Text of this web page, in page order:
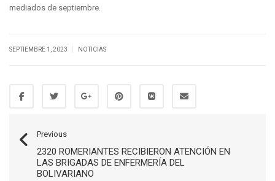
mediados de septiembre.
SEPTIEMBRE 1, 2023 NOTICIAS
Previous
2320 ROMERIANTES RECIBIERON ATENCIÓN EN
LAS BRIGADAS DE ENFERMERÍA DEL
BOLIVARIANO